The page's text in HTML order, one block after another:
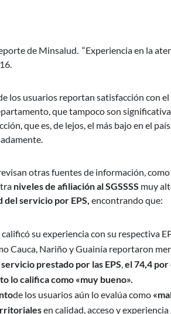
de Minsalud. “Experiencia en la
los usuarios reportan satisfacción con
que tampoco son
que es, de lejos, el más bajo en el
otras fuentes de información,
niveles de afiliación al SGSSSS muy
del servicio por EPS, encontrando que:
su experiencia con su respectiva
Cauca, Nariño y Guainía reportaron
servicio prestado por las EPS,el 74,4 por
lo califica como «muy bueno».
de los usuarios aún lo evalúa como
en calidad, acceso y